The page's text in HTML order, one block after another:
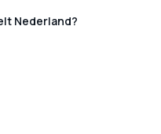
Nederland?